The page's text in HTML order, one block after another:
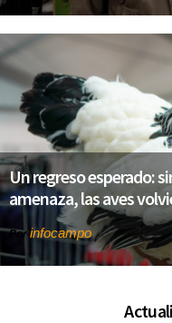
Un regreso esperado:
amenaza, las aves
Por infocampo